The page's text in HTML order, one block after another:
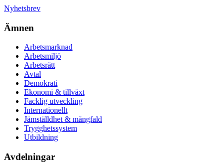
Nyhetsbrev
Ämnen
Arbetsmarknad
Arbetsmiljö
Arbetsrätt
Avtal
Demokrati
Ekonomi & tillväxt
Facklig utveckling
Internationellt
Jämställdhet & mångfald
Trygghetssystem
Utbildning
Avdelningar